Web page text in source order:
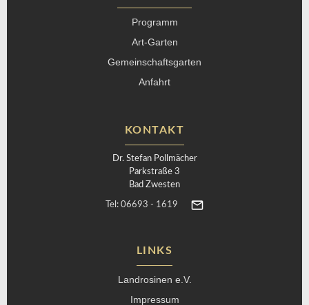
Programm
Art-Garten
Gemeinschaftsgarten
Anfahrt
KONTAKT
Dr. Stefan Pollmächer
Parkstraße 3
Bad Zwesten
Tel: 06693 - 1619
LINKS
Landrosinen e.V.
Impressum